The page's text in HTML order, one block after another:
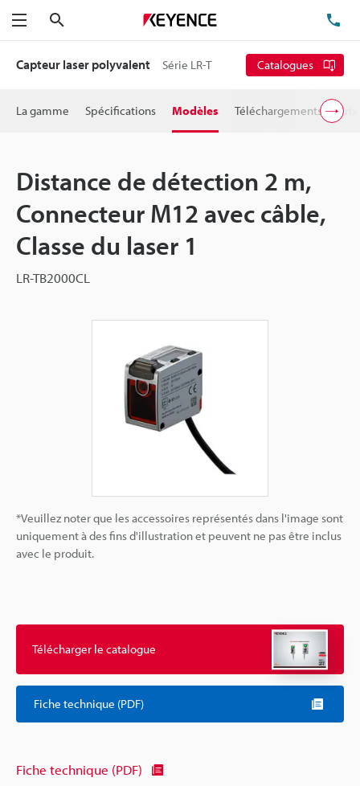
Menu
Capteur laser polyvalent Série LR-T Catalogues
La gamme Spécifications Modèles Téléchargements Prix
Distance de détection 2 m,
Connecteur M12 avec câble,
Classe du laser 1
LR-TB2000CL
*Veuillez noter que les accessoires représentés dans l'image sont
uniquement à des fins d'illustration et peuvent ne pas être inclus
avec le produit.
Télécharger le catalogue
Fiche technique (PDF)
Fiche technique (PDF)